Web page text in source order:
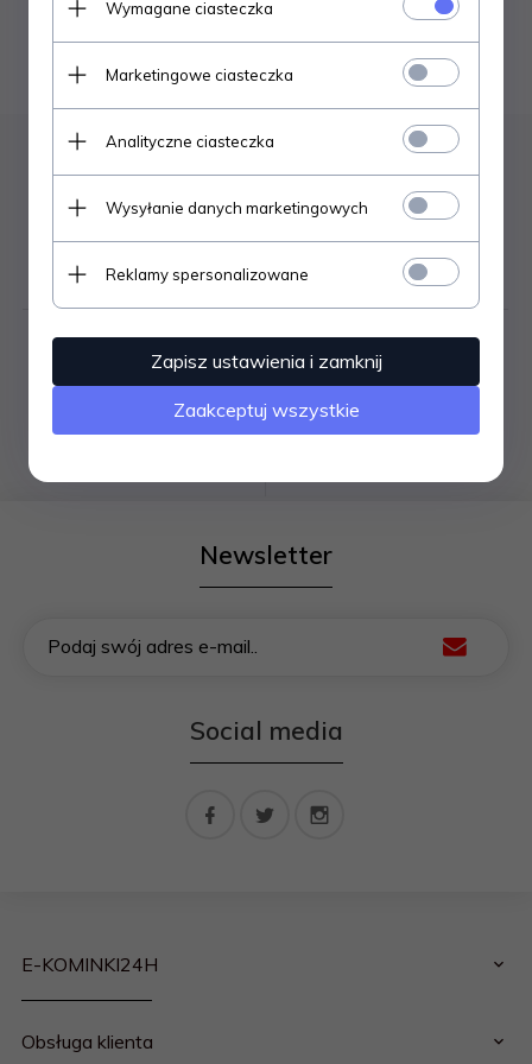
korzystając z zaawansowanych filtrów.
szukanie zaawansowane
Darmowa dostawa
od 1500zł
Bezpieczne
zakupy
Gwarancja
jakości
Wysyłka
do 2 dni
Newsletter
Podaj swój adres e-mail..
Social media
Obsługa klienta
E-KOMINKI24H
Wymagane ciasteczka
Marketingowe ciasteczka
Analityczne ciasteczka
Wysyłanie danych marketingowych
Reklamy spersonalizowane
Zapisz ustawienia i zamknij
Zaakceptuj wszystkie